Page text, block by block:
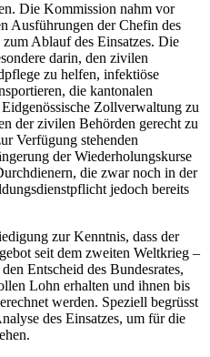
Die Kommission nahm vor
Ausführungen der Chefin des
Ablauf des Einsatzes. Die
darin, den zivilen
zu helfen, infektiöse
die kantonalen
Zollverwaltung zu
der zivilen Behörden gerecht zu
Verfügung stehenden
der Wiederholungskurse
die zwar noch in der
jedoch bereits
zur Kenntnis, dass der
seit dem zweiten Weltkrieg –
Entscheid des Bundesrates,
Lohn erhalten und ihnen bis
werden. Speziell begrüsst
des Einsatzes, um für die